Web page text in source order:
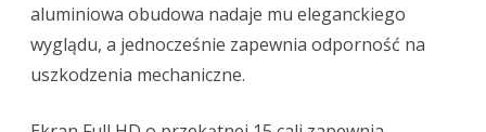
aluminiowa obudowa nadaje mu eleganckiego
wyglądu, a jednocześnie zapewnia odporność na
uszkodzenia mechaniczne.